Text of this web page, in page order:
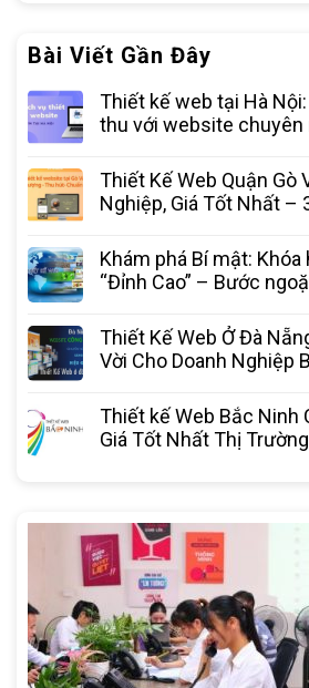
Bài Viết Gần Đây
Thiết kế web tại Hà
thu với website chuyên
Thiết Kế Web Quận Gò
Nghiệp, Giá Tốt Nhất –
Khám phá Bí mật:
“Đỉnh Cao” – Bước
Thiết Kế Web Ở Đà
Vời Cho Doanh Nghiệp
Thiết kế Web Bắc Ninh
Giá Tốt Nhất Thị